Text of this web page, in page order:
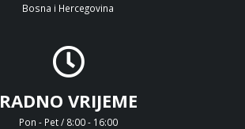
Bosna i Hercegovina
RADNO VRIJEME
Pon - Pet / 8:00 - 16:00